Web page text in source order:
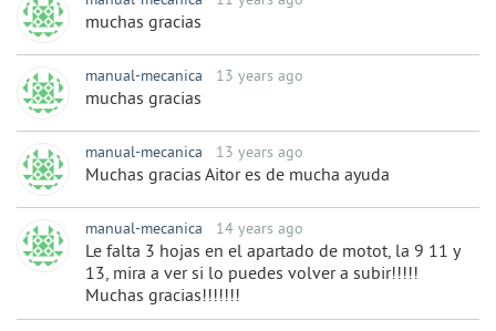
muchas gracias
manual-mecanica 13 years ago
muchas gracias
manual-mecanica 13 years ago
Muchas gracias Aitor es de mucha ayuda
manual-mecanica 14 years ago
Le falta 3 hojas en el apartado de motot, la 9 11 y
13, mira a ver si lo puedes volver a subir!!!!!
Muchas gracias!!!!!!!